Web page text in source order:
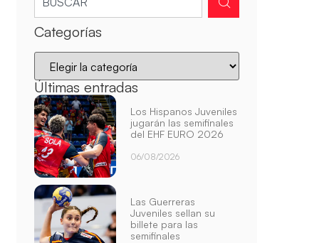
Categorías
Últimas entradas
Los Hispanos Juveniles
jugarán las semifinales
del EHF EURO 2026
06/08/2026
Las Guerreras
Juveniles sellan su
billete para las
semifinales